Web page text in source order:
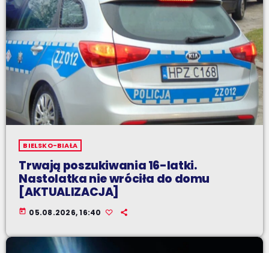
BIELSKO-BIAŁA
Trwają poszukiwania 16-latki.
Nastolatka nie wróciła do domu
[AKTUALIZACJA]
today 05.08.2026, 16:40